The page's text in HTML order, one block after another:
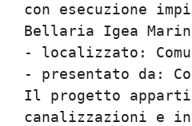
con esecuzione
-
- presentato
Il progetto